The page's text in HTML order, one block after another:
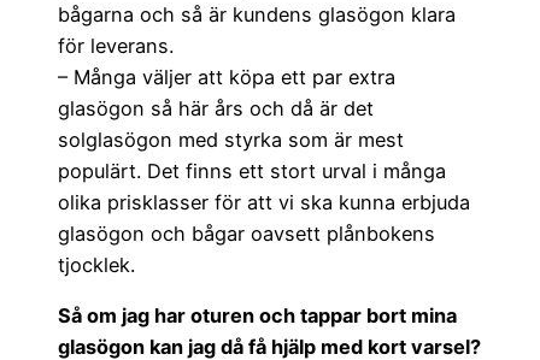
bågarna och så är kundens glasögon klara
för leverans.
– Många väljer att köpa ett par extra
glasögon så här års och då är det
solglasögon med styrka som är mest
populärt. Det finns ett stort urval i många
olika prisklasser för att vi ska kunna erbjuda
glasögon och bågar oavsett plånbokens
tjocklek.
Så om jag har oturen och tappar bort mina
glasögon kan jag då få hjälp med kort varsel?